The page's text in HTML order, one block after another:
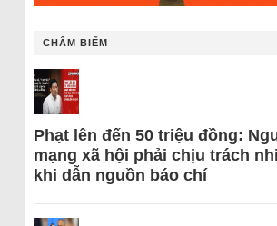
CHÂM BIẾM
Phạt lên đến 50 triệu đồng:
mạng xã hội phải chịu trách
khi dẫn nguồn báo chí